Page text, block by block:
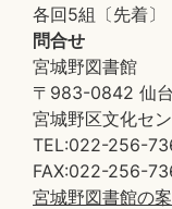
各回5組〔先着〕
問合せ
宮城野図書館
〒983-0842 仙
宮城野区文化セ
TEL:022-256-
FAX:022-256-
宮城野図書館の